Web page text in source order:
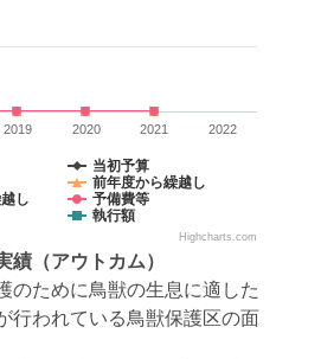
当初予算
前年度から繰越し
し
予備費等
執行額
2019 2020 2021 2022
Highcharts.com
績 （アウトカム）
のために鳥獣の生息に適した
行われている鳥獣保護区の面